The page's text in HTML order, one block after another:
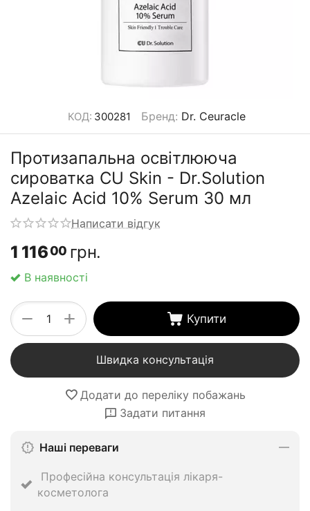
КОД: 300281 Бренд: Dr. Ceuracle
Протизапальна освітлююча
сироватка CU Skin - Dr.Solution
Azelaic Acid 10% Serum 30 мл
Написати відгук
1 11600 грн.
В наявності
+
− Купити
Швидка консультація
Додати до переліку побажань
Задати питання
Наші переваги
Професійна консультація лікаря-
косметолога